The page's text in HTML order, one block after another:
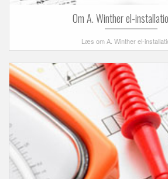
Om A. Winther el-
Læs om A. Winther el-